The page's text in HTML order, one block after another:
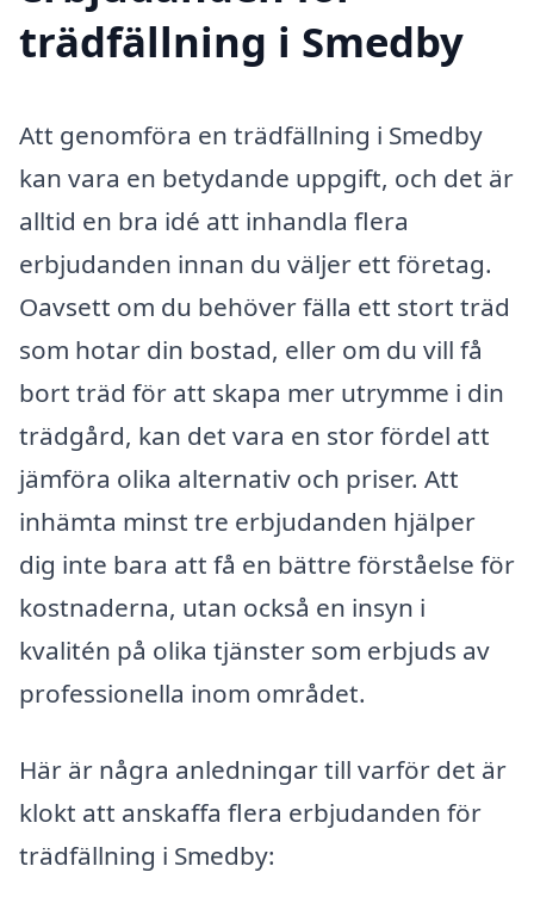
trädfällning i Smedby
Att genomföra en trädfällning i Smedby
kan vara en betydande uppgift, och det är
alltid en bra idé att inhandla flera
erbjudanden innan du väljer ett företag.
Oavsett om du behöver fälla ett stort träd
som hotar din bostad, eller om du vill få
bort träd för att skapa mer utrymme i din
trädgård, kan det vara en stor fördel att
jämföra olika alternativ och priser. Att
inhämta minst tre erbjudanden hjälper
dig inte bara att få en bättre förståelse för
kostnaderna, utan också en insyn i
kvalitén på olika tjänster som erbjuds av
professionella inom området.
Här är några anledningar till varför det är
klokt att anskaffa flera erbjudanden för
trädfällning i Smedby: